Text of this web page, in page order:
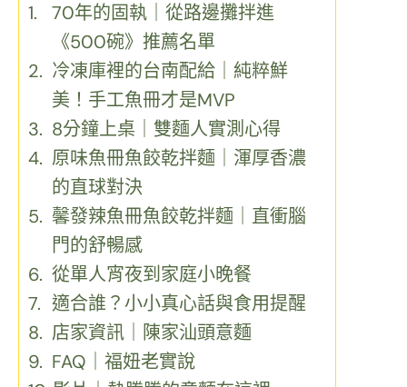
70年的固執｜從路邊攤拌進
《500碗》推薦名單
冷凍庫裡的台南配給｜純粹鮮
美！手工魚冊才是MVP
8分鐘上桌｜雙麵人實測心得
原味魚冊魚餃乾拌麵｜渾厚香濃
的直球對決
馨發辣魚冊魚餃乾拌麵｜直衝腦
門的舒暢感
從單人宵夜到家庭小晚餐
適合誰？小小真心話與食用提醒
店家資訊｜陳家汕頭意麵
FAQ｜福妞老實說